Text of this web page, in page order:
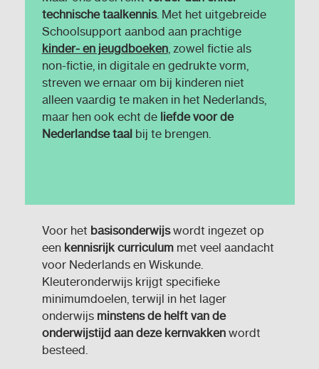
technische taalkennis. Met het uitgebreide
Schoolsupport aanbod aan prachtige
kinder- en jeugdboeken, zowel fictie als
non-fictie, in digitale en gedrukte vorm,
streven we ernaar om bij kinderen niet
alleen vaardig te maken in het Nederlands,
maar hen ook echt de liefde voor de
Nederlandse taalbij te brengen.
Voor het basisonderwijswordt ingezet op
een kennisrijk curriculummet veel aandacht
voor Nederlands en Wiskunde.
Kleuteronderwijs krijgt specifieke
minimumdoelen, terwijl in het lager
onderwijs minstens de helft van de
onderwijstijd aan deze kernvakkenwordt
besteed.